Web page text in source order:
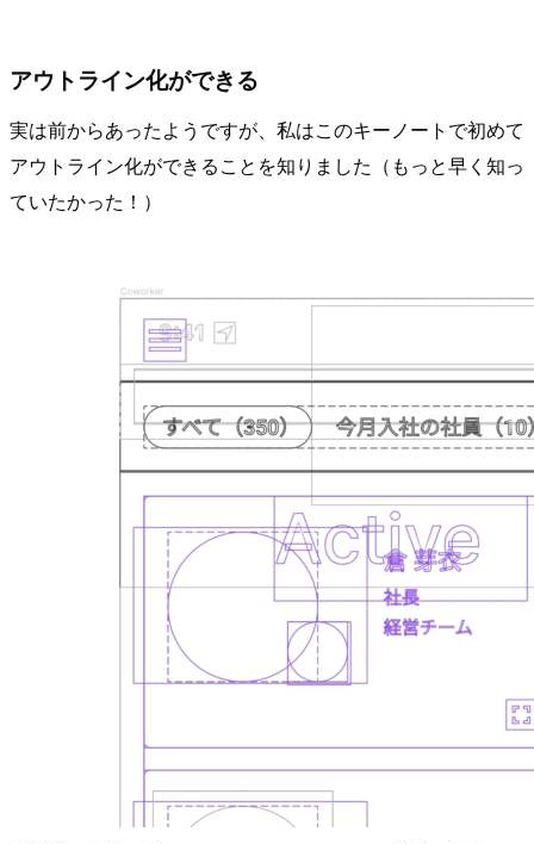
アウトライン化ができる
実は前からあったようですが、私はこのキーノートで初めて
アウトライン化ができることを知りました（もっと早く知っ
ていたかった！）